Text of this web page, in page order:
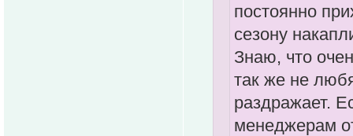
постоянно
сезону
Знаю, что
так же не
раздражает.
менеджерам